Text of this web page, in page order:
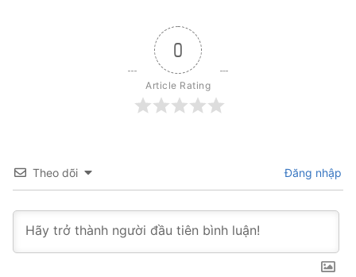
0
Article Rating
Theo dõi Đăng nhập